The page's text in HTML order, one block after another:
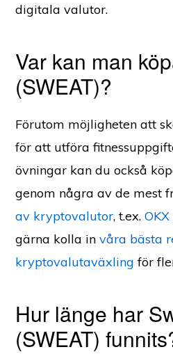
digitala valutor.
Var kan man
(SWEAT)?
Förutom möjligheten att
för att utföra
övningar kan du också
genom några av de mest
av kryptovalutor, t.ex.OKX
gärna kolla invåra bästa
kryptovalutaväxling för
Hur länge har
(SWEAT)